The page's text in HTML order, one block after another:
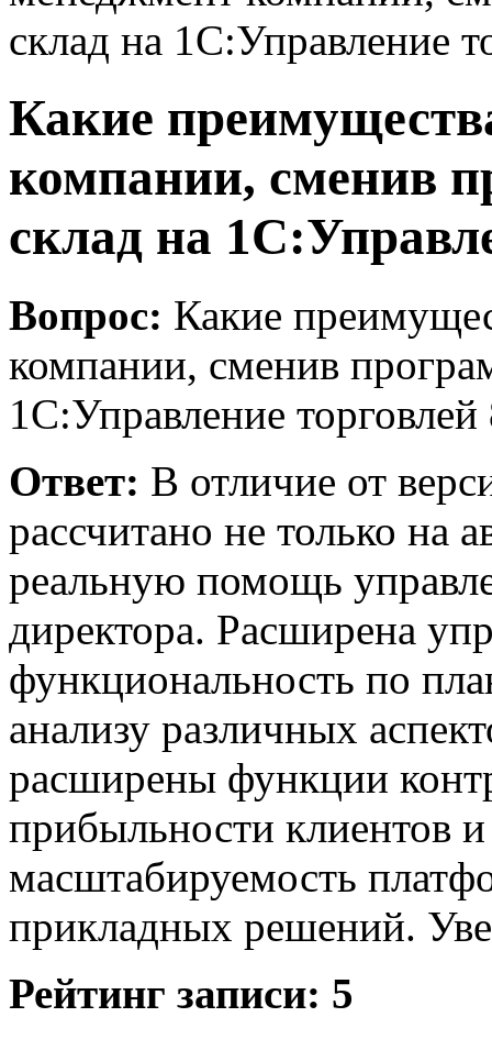
склад на 1С:Управление
Какие
компании, сменив
склад на
Вопрос: Какие
компании, сменив
1С:Управление торговлей
Ответ: В отличие от
рассчитано не только на
реальную помощь
директора. Расширена
функциональность по
анализу различных
расширены функции
прибыльности клиентов
масштабируемость
прикладных решений.
Рейтинг записи: 5